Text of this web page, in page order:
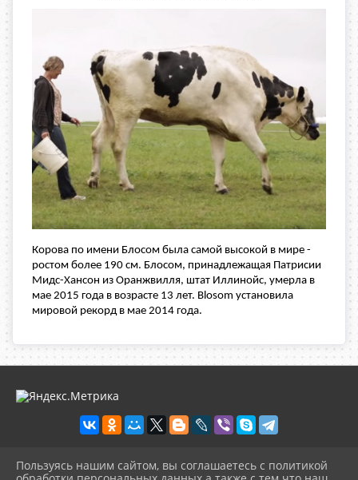
Корова по имени Блосом была самой высокой в мире -
ростом более 190 см. Блосом, принадлежащая Патрисии
Мидс-Хансон из Оранжвилля, штат Иллинойс, умерла в
мае 2015 года в возрасте 13 лет. Blosom установила
мировой рекорд в мае 2014 года.
Пользуясь нашим сайтом, вы соглашаетесь с политикой